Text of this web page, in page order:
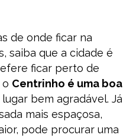
de onde ficar na
saiba que a cidade é
ficar perto de
Centrinho é uma boa
bem agradável. Já
mais espaçosa,
pode procurar uma